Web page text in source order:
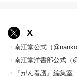
X
・南江堂公式（
・南江堂洋書部公式（
・『がん看護』編集室